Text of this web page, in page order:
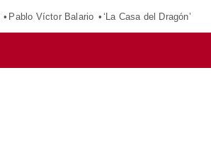
Pablo Víctor Balario ‘La Casa del Dragón’